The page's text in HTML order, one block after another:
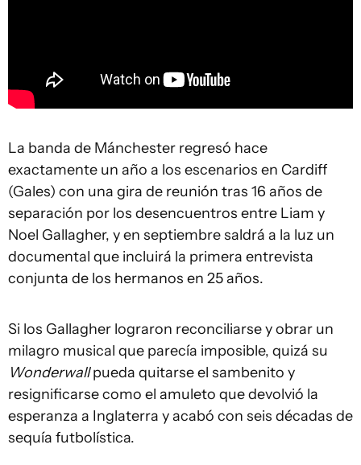
La banda de Mánchester regresó hace
exactamente un año a los escenarios en Cardiff
(Gales) con una gira de reunión tras 16 años de
separación por los desencuentros entre Liam y
Noel Gallagher, y en septiembre saldrá a la luz un
documental que incluirá la primera entrevista
conjunta de los hermanos en 25 años.
Si los Gallagher lograron reconciliarse y obrar un
milagro musical que parecía imposible, quizá su
Wonderwallpueda quitarse el sambenito y
resignificarse como el amuleto que devolvió la
esperanza a Inglaterra y acabó con seis décadas de
sequía futbolística.